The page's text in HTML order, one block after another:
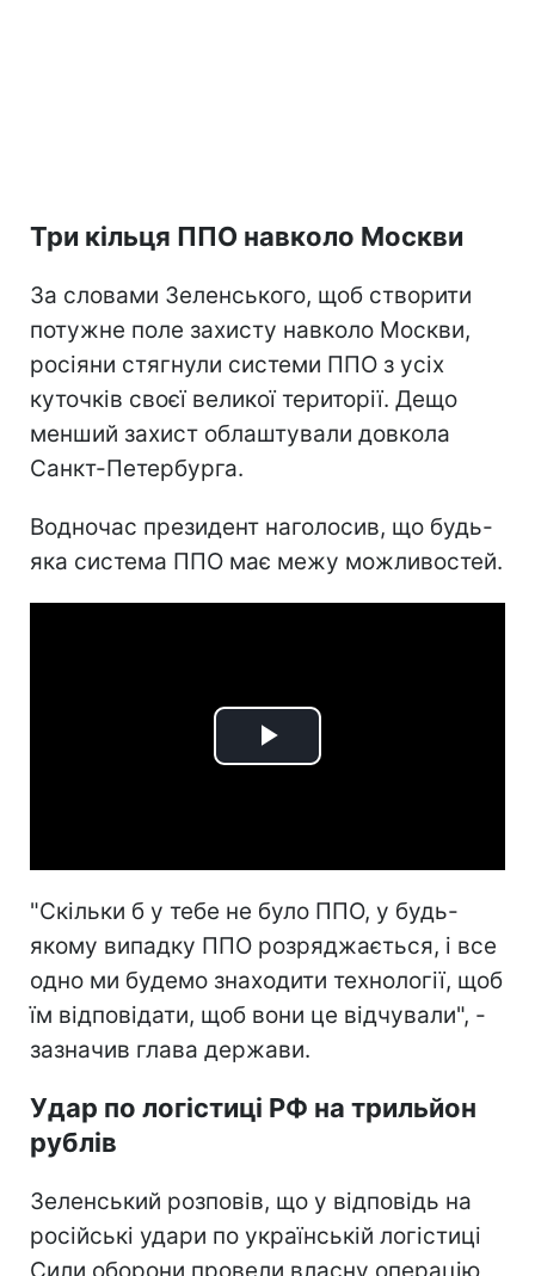
Три кільця ППО навколо Москви
За словами Зеленського, щоб створити
потужне поле захисту навколо Москви,
росіяни стягнули системи ППО з усіх
куточків своєї великої території. Дещо
менший захист облаштували довкола
Санкт-Петербурга.
Водночас президент наголосив, що будь-
яка система ППО має межу можливостей.
Play
"Скільки б у тебе не було ППО, у будь-
якому випадку ППО розряджається, і все
одно ми будемо знаходити технології, щоб
їм відповідати, щоб вони це відчували", -
зазначив глава держави.
Удар по логістиці РФ на трильйон
рублів
Зеленський розповів, що у відповідь на
російські удари по українській логістиці
Сили оборони провели власну операцію